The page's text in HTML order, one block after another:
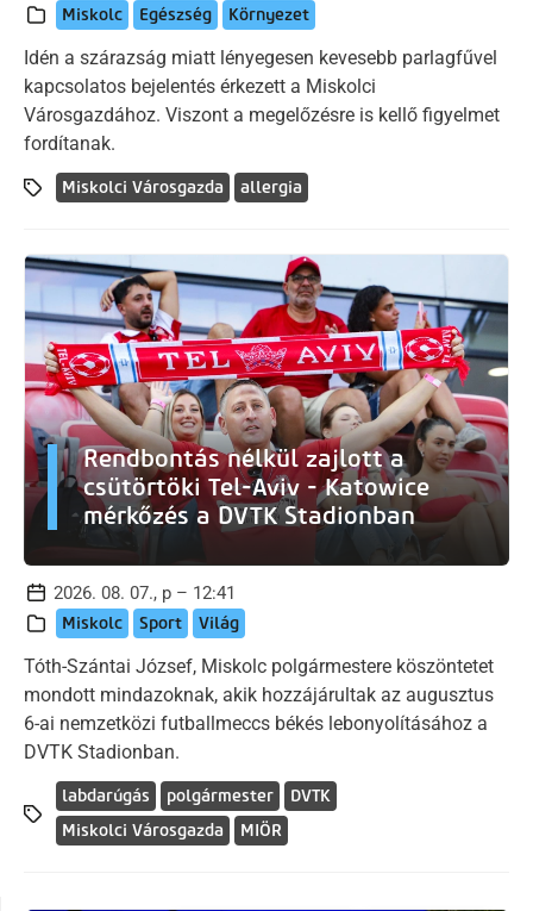
Miskolc Egészség Környezet
Idén a szárazság miatt lényegesen kevesebb parlagfűvel
kapcsolatos bejelentés érkezett a Miskolci
Városgazdához. Viszont a megelőzésre is kellő figyelmet
fordítanak.
Miskolci Városgazda allergia
Rendbontás nélkül zajlott a
csütörtöki Tel-Aviv - Katowice
mérkőzés a DVTK Stadionban
2026. 08. 07., p – 12:41
Miskolc Sport Világ
Tóth-Szántai József, Miskolc polgármestere köszöntetet
mondott mindazoknak, akik hozzájárultak az augusztus
6-ai nemzetközi futballmeccs békés lebonyolításához a
DVTK Stadionban.
labdarúgás polgármester
DVTK
Miskolci Városgazda
MIÖR